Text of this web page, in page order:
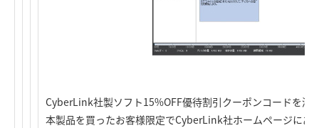
CyberLink社製ソフト15%OFF優待割引クーポンコードを添
本製品を買ったお客様限定でCyberLink社ホームページにあ